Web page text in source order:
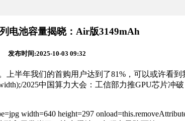
电池容量揭晓：Air版3149mAh
发布时间:2025-10-03 09:32
上半年我们的首购用户达到了81%，可以或许看
2025中国算力大会：工信部力推GPU芯片
height=297